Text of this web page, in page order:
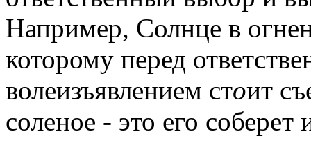
Например, Солнце в
которому перед
волеизъявлением стоит
соленое - это его